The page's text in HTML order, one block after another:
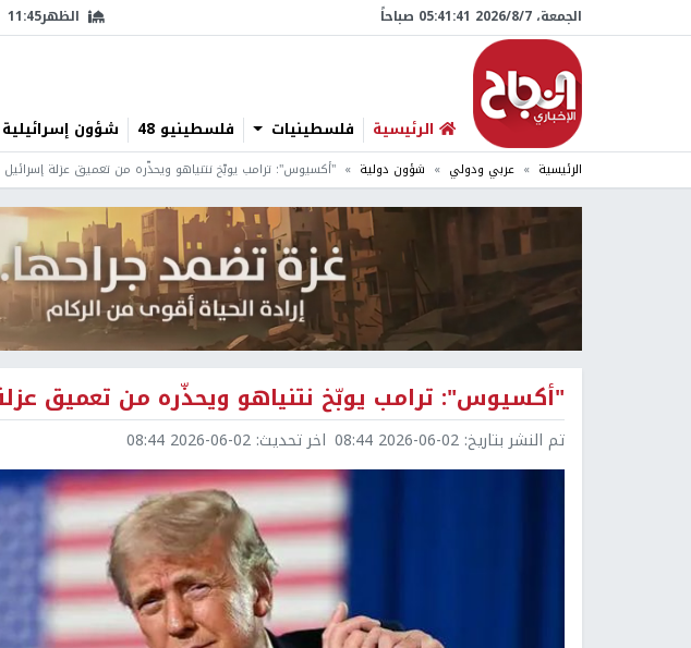
الجمعة، 7/‏8/‏2026 05:41:42 صباحاً الظهر11:45
الرئيسية فلسطينيات فلسطينيو 48 شؤون إسرائيلية
الرئيسية عربي ودولي شؤون دولية "أكسيوس": ترامب يوبّخ نتنياهو ويحذّره من تعميق عزلة إسرائيل
"أكسيوس": ترامب يوبّخ نتنياهو ويحذّره من تعميق
تم النشر بتاريخ: 2026-06-02 08:44 اخر تحديث: 2026-06-02 08:44